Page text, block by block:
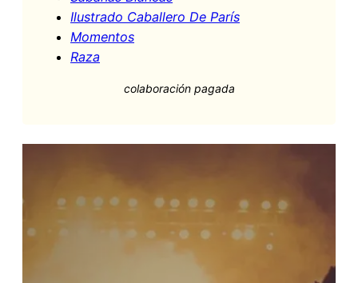
Ilustrado Caballero De París
Momentos
Raza
colaboración pagada